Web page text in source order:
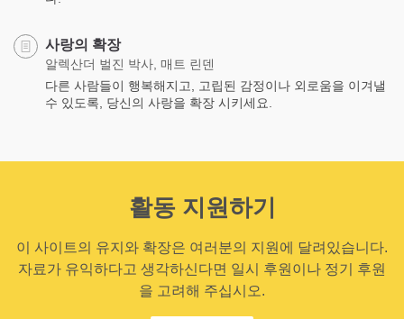
사랑의 확장
알렉산더 벌진 박사, 매트 린덴
다른 사람들이 행복해지고, 고립된 감정이나 외로움을 이겨낼
수 있도록, 당신의 사랑을 확장 시키세요.
활동 지원하기
이 사이트의 유지와 확장은 여러분의 지원에 달려있습니다.
자료가 유익하다고 생각하신다면 일시 후원이나 정기 후원
을 고려해 주십시오.